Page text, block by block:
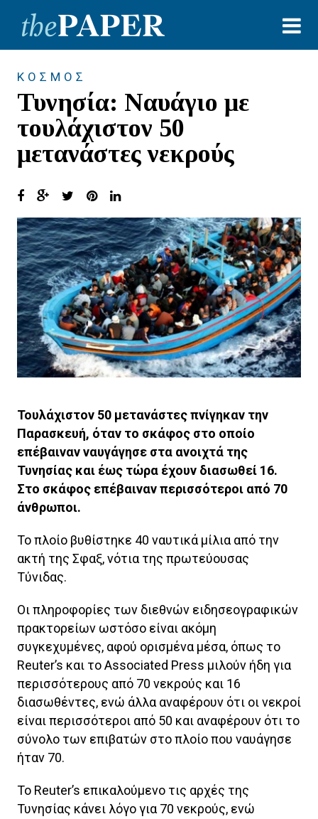
ΚΟΣΜΟΣ
Τυνησία: Ναυάγιο με
τουλάχιστον 50
μετανάστες νεκρούς
Τουλάχιστον 50 μετανάστες πνίγηκαν την
Παρασκευή, όταν το σκάφος στο οποίο
επέβαιναν ναυγάγησε στα ανοιχτά της
Τυνησίας και έως τώρα έχουν διασωθεί 16.
Στο σκάφος επέβαιναν περισσότεροι από 70
άνθρωποι.
Το πλοίο βυθίστηκε 40 ναυτικά μίλια από την
ακτή της Σφαξ, νότια της πρωτεύουσας
Τύνιδας.
Οι πληροφορίες των διεθνών ειδησεογραφικών
πρακτορείων ωστόσο είναι ακόμη
συγκεχυμένες, αφού ορισμένα μέσα, όπως το
Reuter’s και το Associated Press μιλούν ήδη για
περισσότερους από 70 νεκρούς και 16
διασωθέντες, ενώ άλλα αναφέρουν ότι οι νεκροί
είναι περισσότεροι από 50 και αναφέρουν ότι το
σύνολο των επιβατών στο πλοίο που ναυάγησε
ήταν 70.
To Reuter’s επικαλούμενο τις αρχές της
Τυνησίας κάνει λόγο για 70 νεκρούς, ενώ